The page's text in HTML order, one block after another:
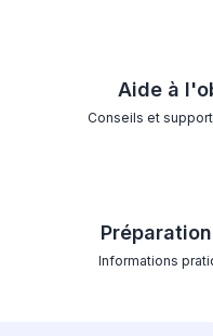
Aide à
Conseils et
Informations